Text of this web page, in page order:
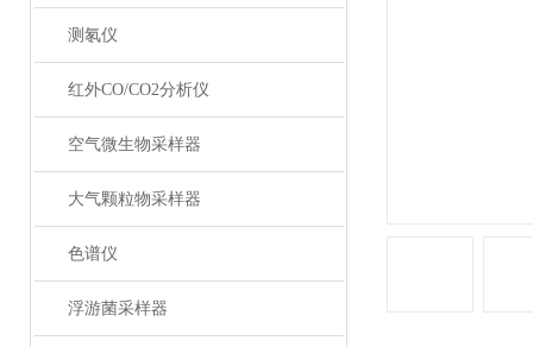
测氡仪
红外CO/CO2分析仪
空气微生物采样器
大气颗粒物采样器
色谱仪
浮游菌采样器